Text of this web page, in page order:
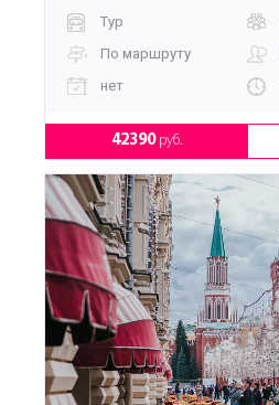
Тур
По маршруту
нет
42390руб.